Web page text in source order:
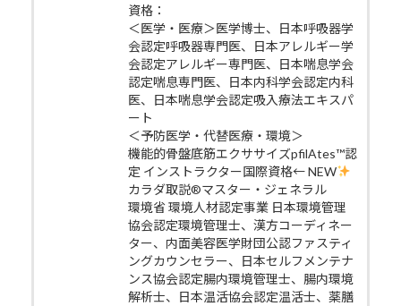
資格：
＜医学・医療＞医学博士、日本呼吸器学
会認定呼吸器専門医、日本アレルギー学
会認定アレルギー専門医、日本喘息学会
認定喘息専門医、日本内科学会認定内科
医、日本喘息学会認定吸入療法エキスパ
ート
＜予防医学・代替医療・環境＞
機能的骨盤底筋エクササイズpfilAtes™認
定 インストラクター国際資格← NEW
カラダ取説®マスター・ジェネラル
環境省 環境人材認定事業 日本環境管理
協会認定環境管理士、漢方コーディネー
ター、内面美容医学財団公認ファスティ
ングカウンセラー、日本セルフメンテナ
ンス協会認定腸内環境管理士、腸内環境
解析士、日本温活協会認定温活士、薬膳